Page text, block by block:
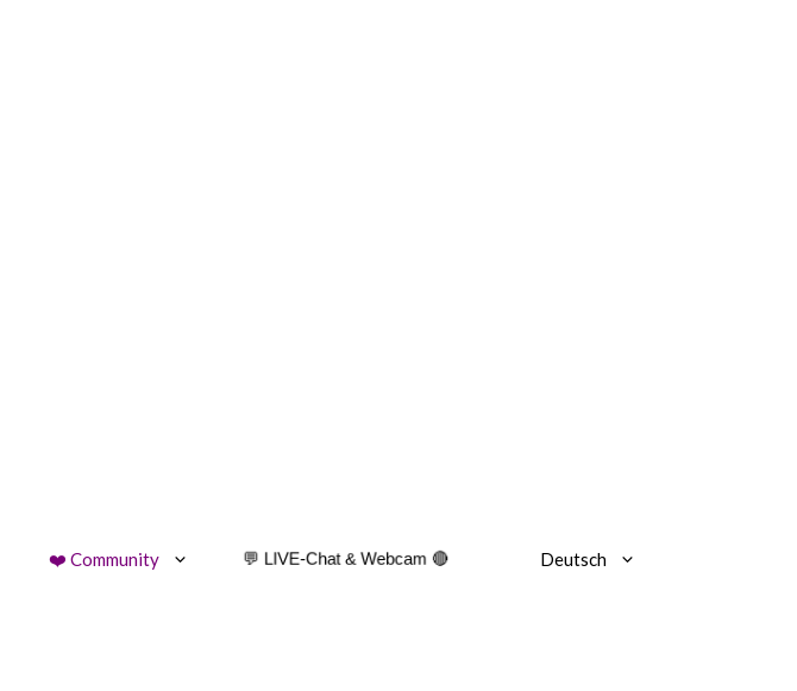
❤️ Community 💬 LIVE-Chat & Webcam 🔴 Deutsch